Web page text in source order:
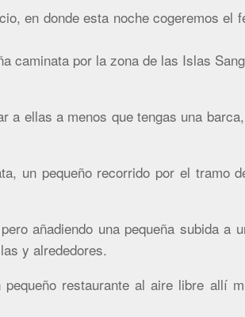
en donde esta noche cogeremos el
caminata por la zona de las Islas
a ellas a menos que tengas una
un pequeño recorrido por el tramo
añadiendo una pequeña subida a
y alrededores.
restaurante al aire libre allí